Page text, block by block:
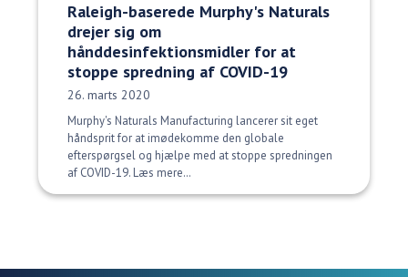
Raleigh-baserede Murphy's Naturals
drejer sig om
hånddesinfektionsmidler for at
stoppe spredning af COVID-19
Udgivelsesdato:
26. marts 2020
Murphy's Naturals Manufacturing lancerer sit eget
håndsprit for at imødekomme den globale
efterspørgsel og hjælpe med at stoppe spredningen
af COVID-19. Læs mere…